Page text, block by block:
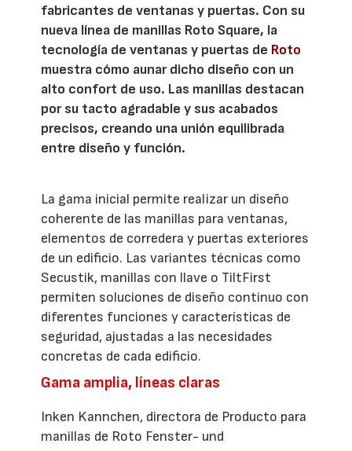
fabricantes de ventanas y puertas. Con su
nueva línea de manillas Roto Square, la
tecnología de ventanas y puertas de Roto
muestra cómo aunar dicho diseño con un
alto confort de uso. Las manillas destacan
por su tacto agradable y sus acabados
precisos, creando una unión equilibrada
entre diseño y función.
La gama inicial permite realizar un diseño
coherente de las manillas para ventanas,
elementos de corredera y puertas exteriores
de un edificio. Las variantes técnicas como
Secustik, manillas con llave o TiltFirst
permiten soluciones de diseño continuo con
diferentes funciones y características de
seguridad, ajustadas a las necesidades
concretas de cada edificio.
Gama amplia, líneas claras
Inken Kannchen, directora de Producto para
manillas de Roto Fenster- und